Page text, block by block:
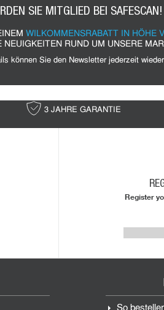
SIE MITGLIED BEI SAFESCAN!
WILKOMMENSRABATT IN HÖHE
RUND UM UNSERE
3 JAHRE GARANTIE
Register